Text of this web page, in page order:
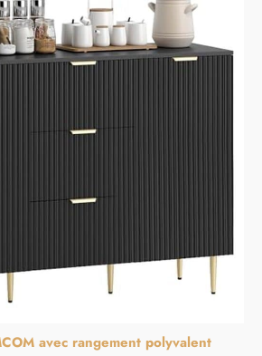
avec rangement polyvalent